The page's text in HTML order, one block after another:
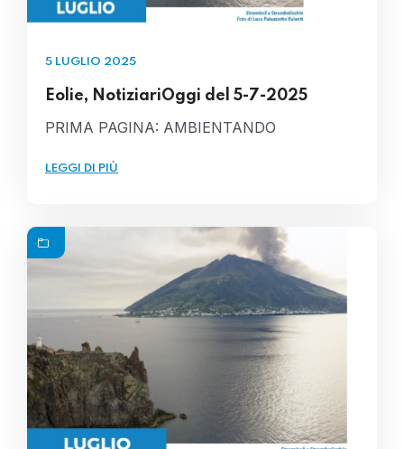
5 LUGLIO 2025
Eolie, NotiziariOggi del 5-7-2025
PRIMA PAGINA: AMBIENTANDO
LEGGI DI PIÙ